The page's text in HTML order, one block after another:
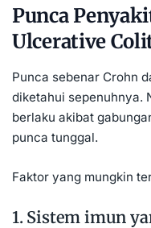
Punca
Ulcerative
Punca sebenar Crohn
diketahui sepenuhnya.
berlaku akibat
punca tunggal.
Faktor yang mungkin
1. Sistem imun